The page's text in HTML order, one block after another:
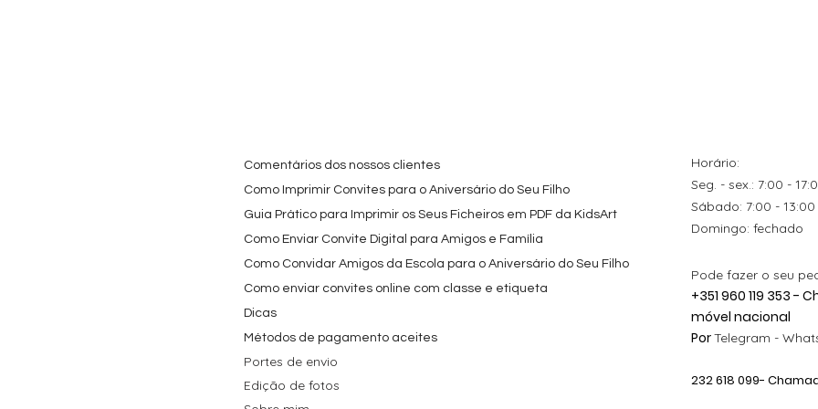
Preço
4,40 €
Comentários dos nossos clientes
Como Imprimir Convites para o Aniversário do Seu Filho
Guia Prático para Imprimir os Seus Ficheiros em PDF da KidsArt
Como Enviar Convite Digital para Amigos e Família
Como Convidar Amigos da Escola para o Aniversário do Seu Filho
Como enviar convites online com classe e etiqueta
Dicas
Métodos de pagamento aceites
Portes de envio
Edição de fotos
Horário:
Seg. - sex.: 7:00 -
​​Sábado: 7:00 - 13:00
​Domingo: fechado
Pode fazer o seu
+351 960 119 353 -
móvel nacional
PorTelegram -
232 618 099-